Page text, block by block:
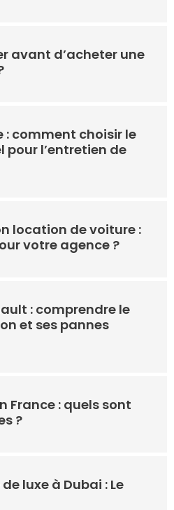
avant d’acheter une
: comment choisir le
pour l’entretien de
location de voiture :
votre agence ?
: comprendre le
et ses pannes
France : quels sont
?
luxe à Dubai : Le